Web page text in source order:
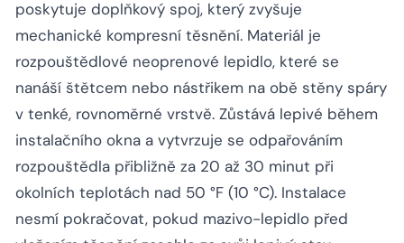
poskytuje doplňkový spoj, který zvyšuje
mechanické kompresní těsnění. Materiál je
rozpouštědlové neoprenové lepidlo, které se
nanáší štětcem nebo nástřikem na obě stěny spáry
v tenké, rovnoměrné vrstvě. Zůstává lepivé během
instalačního okna a vytvrzuje se odpařováním
rozpouštědla přibližně za 20 až 30 minut při
okolních teplotách nad 50 °F (10 °C). Instalace
nesmí pokračovat, pokud mazivo-lepidlo před